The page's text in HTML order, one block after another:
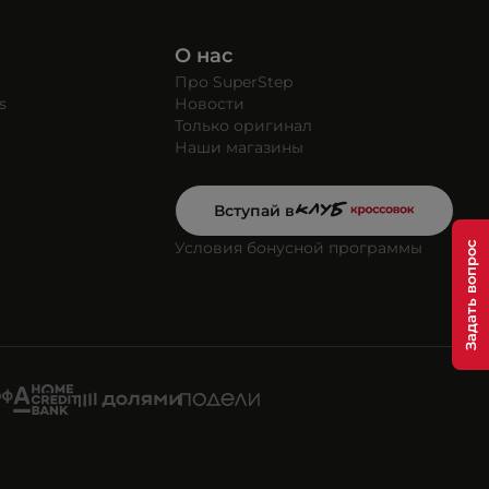
О нас
Про SuperStep
Новости
Только оригинал
Наши магазины
Вступай в
Условия бонусной программы